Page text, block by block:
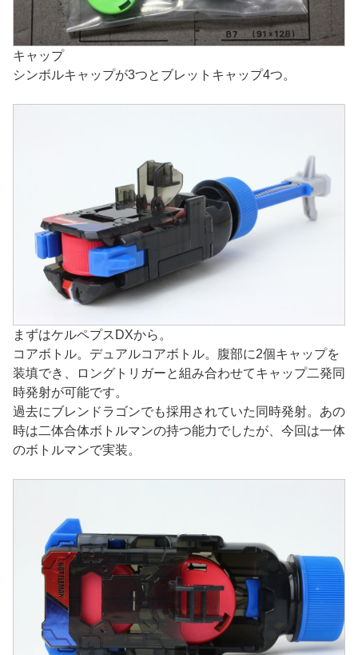
キャップ
シンボルキャップが3つとブレットキャップ4つ。
まずはケルペプスDXから。
コアボトル。デュアルコアボトル。腹部に2個キャップを
装填でき、ロングトリガーと組み合わせてキャップ二発同
時発射が可能です。
過去にブレンドラゴンでも採用されていた同時発射。あの
時は二体合体ボトルマンの持つ能力でしたが、今回は一体
のボトルマンで実装。